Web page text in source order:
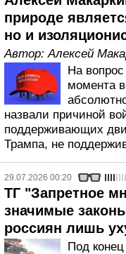
природе
но и
Автор:Алексей
На
момента
назвали причиной
поддерживающих
Трампа, не
29.07.2026 00:20
ТГ "Запретное
значимые
россиян лишь
Под